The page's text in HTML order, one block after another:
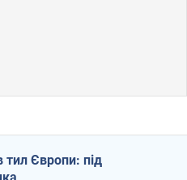
тил Європи: під